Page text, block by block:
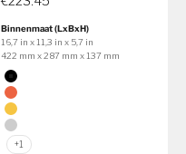
Binnenmaat (LxBxH)
16,7 in x 11,3 in x 5,7 in
422 mm x 287 mm x 137 mm
Kleur
Zwart
Oranje
Geel
Zilver
+1